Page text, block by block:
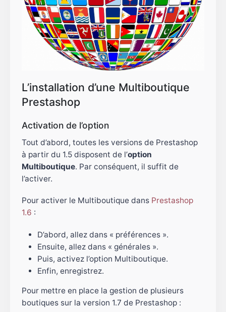
L’installation d’une Multiboutique
Prestashop
Activation de l’option
Tout d’abord, toutes les versions de Prestashop
à partir du 1.5 disposent de l’option
Multiboutique. Par conséquent, il suffit de
l’activer.
Pour activer le Multiboutique dans Prestashop
1.6 :
D’abord, allez dans « préférences ».
Ensuite, allez dans « générales ».
Puis, activez l’option Multiboutique.
Enfin, enregistrez.
Pour mettre en place la gestion de plusieurs
boutiques sur la version 1.7 de Prestashop :